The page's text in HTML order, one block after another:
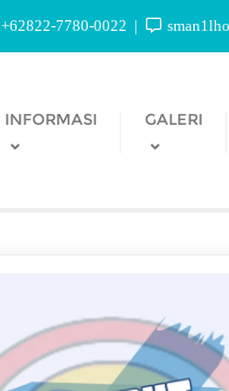
+62822-7780-0022
INFORMASI GALERI